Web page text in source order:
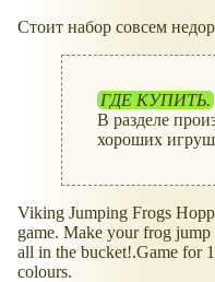
Стоит набор совсем
ГДЕ КУПИТЬ.
В разделе
хороших
Viking Jumping Frogs
game. Make your frog
all in the bucket!.Game for
colours.